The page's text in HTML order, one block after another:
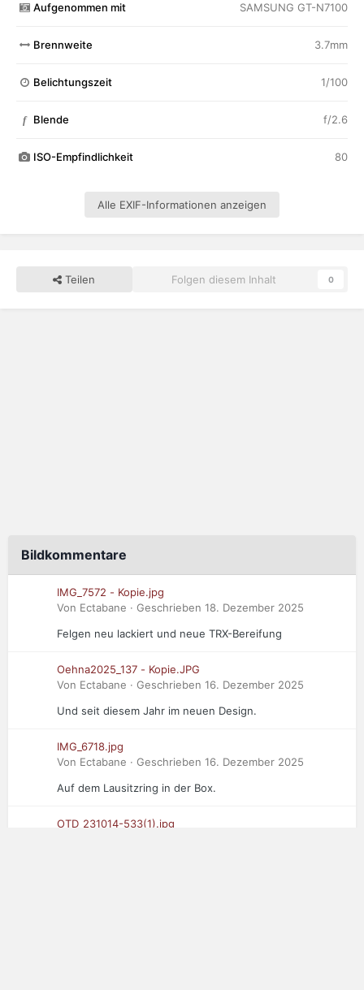
Aufgenommen mit SAMSUNG GT-N7100
Brennweite 3.7mm
Belichtungszeit 1/100
f Blende f/2.6
ISO-Empfindlichkeit 80
Alle EXIF-Informationen anzeigen
Teilen Folgen diesem Inhalt 0
Bildkommentare
IMG_7572 - Kopie.jpg
Von Ectabane · Geschrieben 18. Dezember 2025
Felgen neu lackiert und neue TRX-Bereifung
Oehna2025_137 - Kopie.JPG
Von Ectabane · Geschrieben 16. Dezember 2025
Und seit diesem Jahr im neuen Design.
IMG_6718.jpg
Von Ectabane · Geschrieben 16. Dezember 2025
Auf dem Lausitzring in der Box.
OTD_231014-533(1).jpg